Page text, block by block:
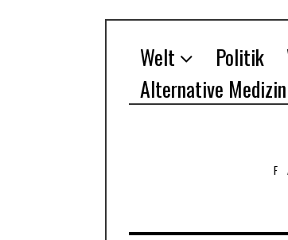
Welt Politik
Alternative Medizin